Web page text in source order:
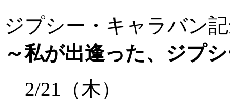
ジプシー・キャラバン
～私が出逢った、ジプ
2/21（木）